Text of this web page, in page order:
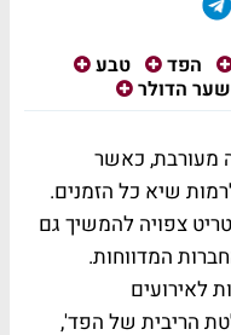
הפד
טבע
שער הדולר
מעורבת, כאשר
שיא כל הזמנים.
צפויה להמשיך גם
המדווחות.
לאירועים
הריבית של הפד',